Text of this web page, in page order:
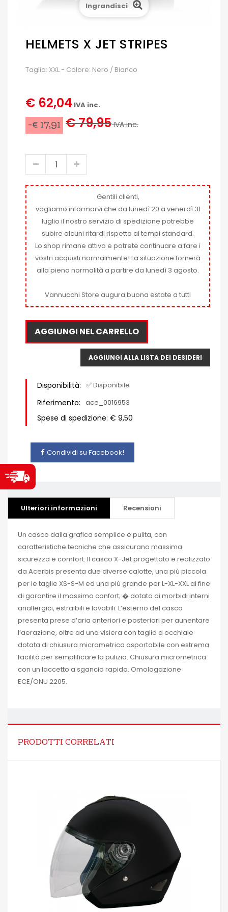
Ingrandisci
HELMETS X JET STRIPES
Taglia: XXL - Colore: Nero / Bianco
€ 62,04 IVA inc.
-€ 17,91 € 79,95IVA inc.
Gentili clienti,
vogliamo informarvi che da lunedì 20 a venerdì 31
luglio il nostro servizio di spedizione potrebbe
subire alcuni ritardi rispetto ai tempi standard.
Lo shop rimane attivo e potrete continuare a fare i
vostri acquisti normalmente! La situazione tornerà
alla piena normalità a partire da lunedì 3 agosto.
Vannucchi Store augura buona estate a tutti
AGGIUNGI NEL CARRELLO
AGGIUNGI ALLA LISTA DEI DESIDERI
Disponibilità: ✅ Disponibile
Riferimento: ace_0016953
Spese di spedizione: € 9,50
Condividi su Facebook!
Ulteriori informazioni Recensioni
Un casco dalla grafica semplice e pulita, con
caratteristiche tecniche che assicurano massima
sicurezza e comfort. Il casco X-Jet progettato e realizzato
da Acerbis presenta due diverse calotte, una più piccola
per le taglie XS-S-M ed una più grande per L-XL-XXL al fine
di garantire il massimo confort; � dotato di morbidi interni
anallergici, estraibili e lavabili. L’esterno del casco
presenta prese d’aria anteriori e posteriori per aunentare
l’aerazione, oltre ad una visiera con taglio a occhiale
dotata di chiusura micrometrica asportabile con estrema
facilità per semplificare la pulizia. Chiusura micrometrica
con un laccetto a sgancio rapido. Omologazione
ECE/ONU 2205.
PRODOTTI CORRELATI